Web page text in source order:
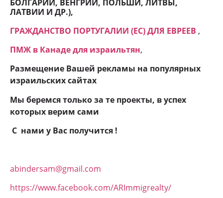
БОЛГАРИИ, ВЕНГРИИ, ПОЛЬШИ, ЛИТВЫ,
ЛАТВИИ И ДР.),
ГРАЖДАНСТВО ПОРТУГАЛИИ (ЕС) ДЛЯ ЕВРЕЕВ ,
ПМЖ в Канаде для израильтян,
Размещение Вашей рекламы на популярных
израильских сайтах
Мы беремся только за те проекты, в успех
которых верим сами
С нами у Вас получится !
abindersam@gmail.com
https://www.facebook.com/ARImmigrealty/